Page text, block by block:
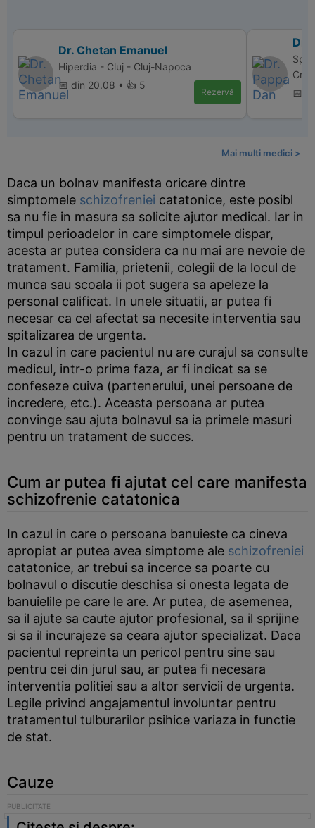
Dr. Chetan Emanuel
Hiperdia - Cluj - Cluj-Napoca
📅 din 20.08 • 👍 5
Rezervă
Dr.
📅
Mai multi medici >
Daca un bolnav manifesta oricare dintre
simptomele schizofreniei catatonice, este posibl
sa nu fie in masura sa solicite ajutor medical. Iar in
timpul perioadelor in care simptomele dispar,
acesta ar putea considera ca nu mai are nevoie de
tratament. Familia, prietenii, colegii de la locul de
munca sau scoala ii pot sugera sa apeleze la
personal calificat. In unele situatii, ar putea fi
necesar ca cel afectat sa necesite interventia sau
spitalizarea de urgenta.
In cazul in care pacientul nu are curajul sa consulte
medicul, intr-o prima faza, ar fi indicat sa se
confeseze cuiva (partenerului, unei persoane de
incredere, etc.). Aceasta persoana ar putea
convinge sau ajuta bolnavul sa ia primele masuri
pentru un tratament de succes.
Cum ar putea fi ajutat cel care manifesta
schizofrenie catatonica
In cazul in care o persoana banuieste ca cineva
apropiat ar putea avea simptome ale schizofreniei
catatonice, ar trebui sa incerce sa poarte cu
bolnavul o discutie deschisa si onesta legata de
banuielile pe care le are. Ar putea, de asemenea,
sa il ajute sa caute ajutor profesional, sa il sprijine
si sa il incurajeze sa ceara ajutor specializat. Daca
pacientul repreinta un pericol pentru sine sau
pentru cei din jurul sau, ar putea fi necesara
interventia politiei sau a altor servicii de urgenta.
Legile privind angajamentul involuntar pentru
tratamentul tulburarilor psihice variaza in functie
de stat.
Cauze